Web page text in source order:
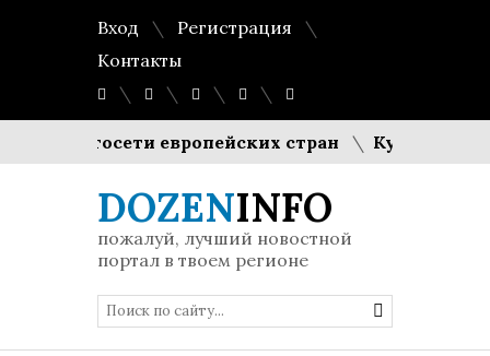
Вход
Регистрация
Контакты
европейских стран Кулинарная
DOZENINFO
пожалуй, лучший новостной
портал в твоем регионе